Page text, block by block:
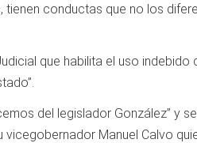
conductas que no los
que habilita el uso indebido
del legislador González” y
Manuel Calvo